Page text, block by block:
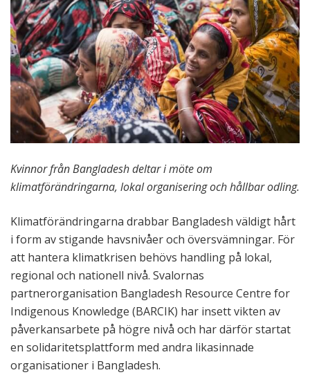
Kvinnor från Bangladesh deltar i möte om
klimatförändringarna, lokal organisering och hållbar odling.
Klimatförändringarna drabbar Bangladesh väldigt hårt
i form av stigande havsnivåer och översvämningar. För
att hantera klimatkrisen behövs handling på lokal,
regional och nationell nivå. Svalornas
partnerorganisation Bangladesh Resource Centre for
Indigenous Knowledge (BARCIK) har insett vikten av
påverkansarbete på högre nivå och har därför startat
en solidaritetsplattform med andra likasinnade
organisationer i Bangladesh.